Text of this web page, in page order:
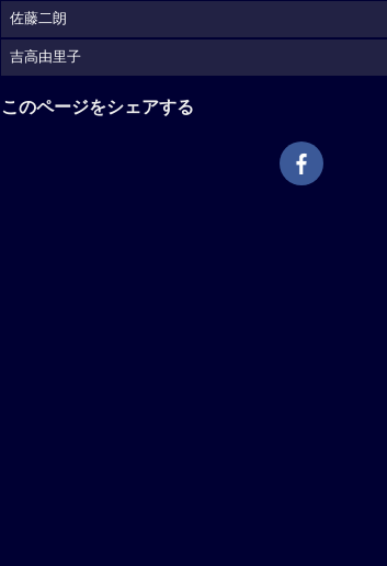
佐藤二朗
吉高由里子
このページをシェアする